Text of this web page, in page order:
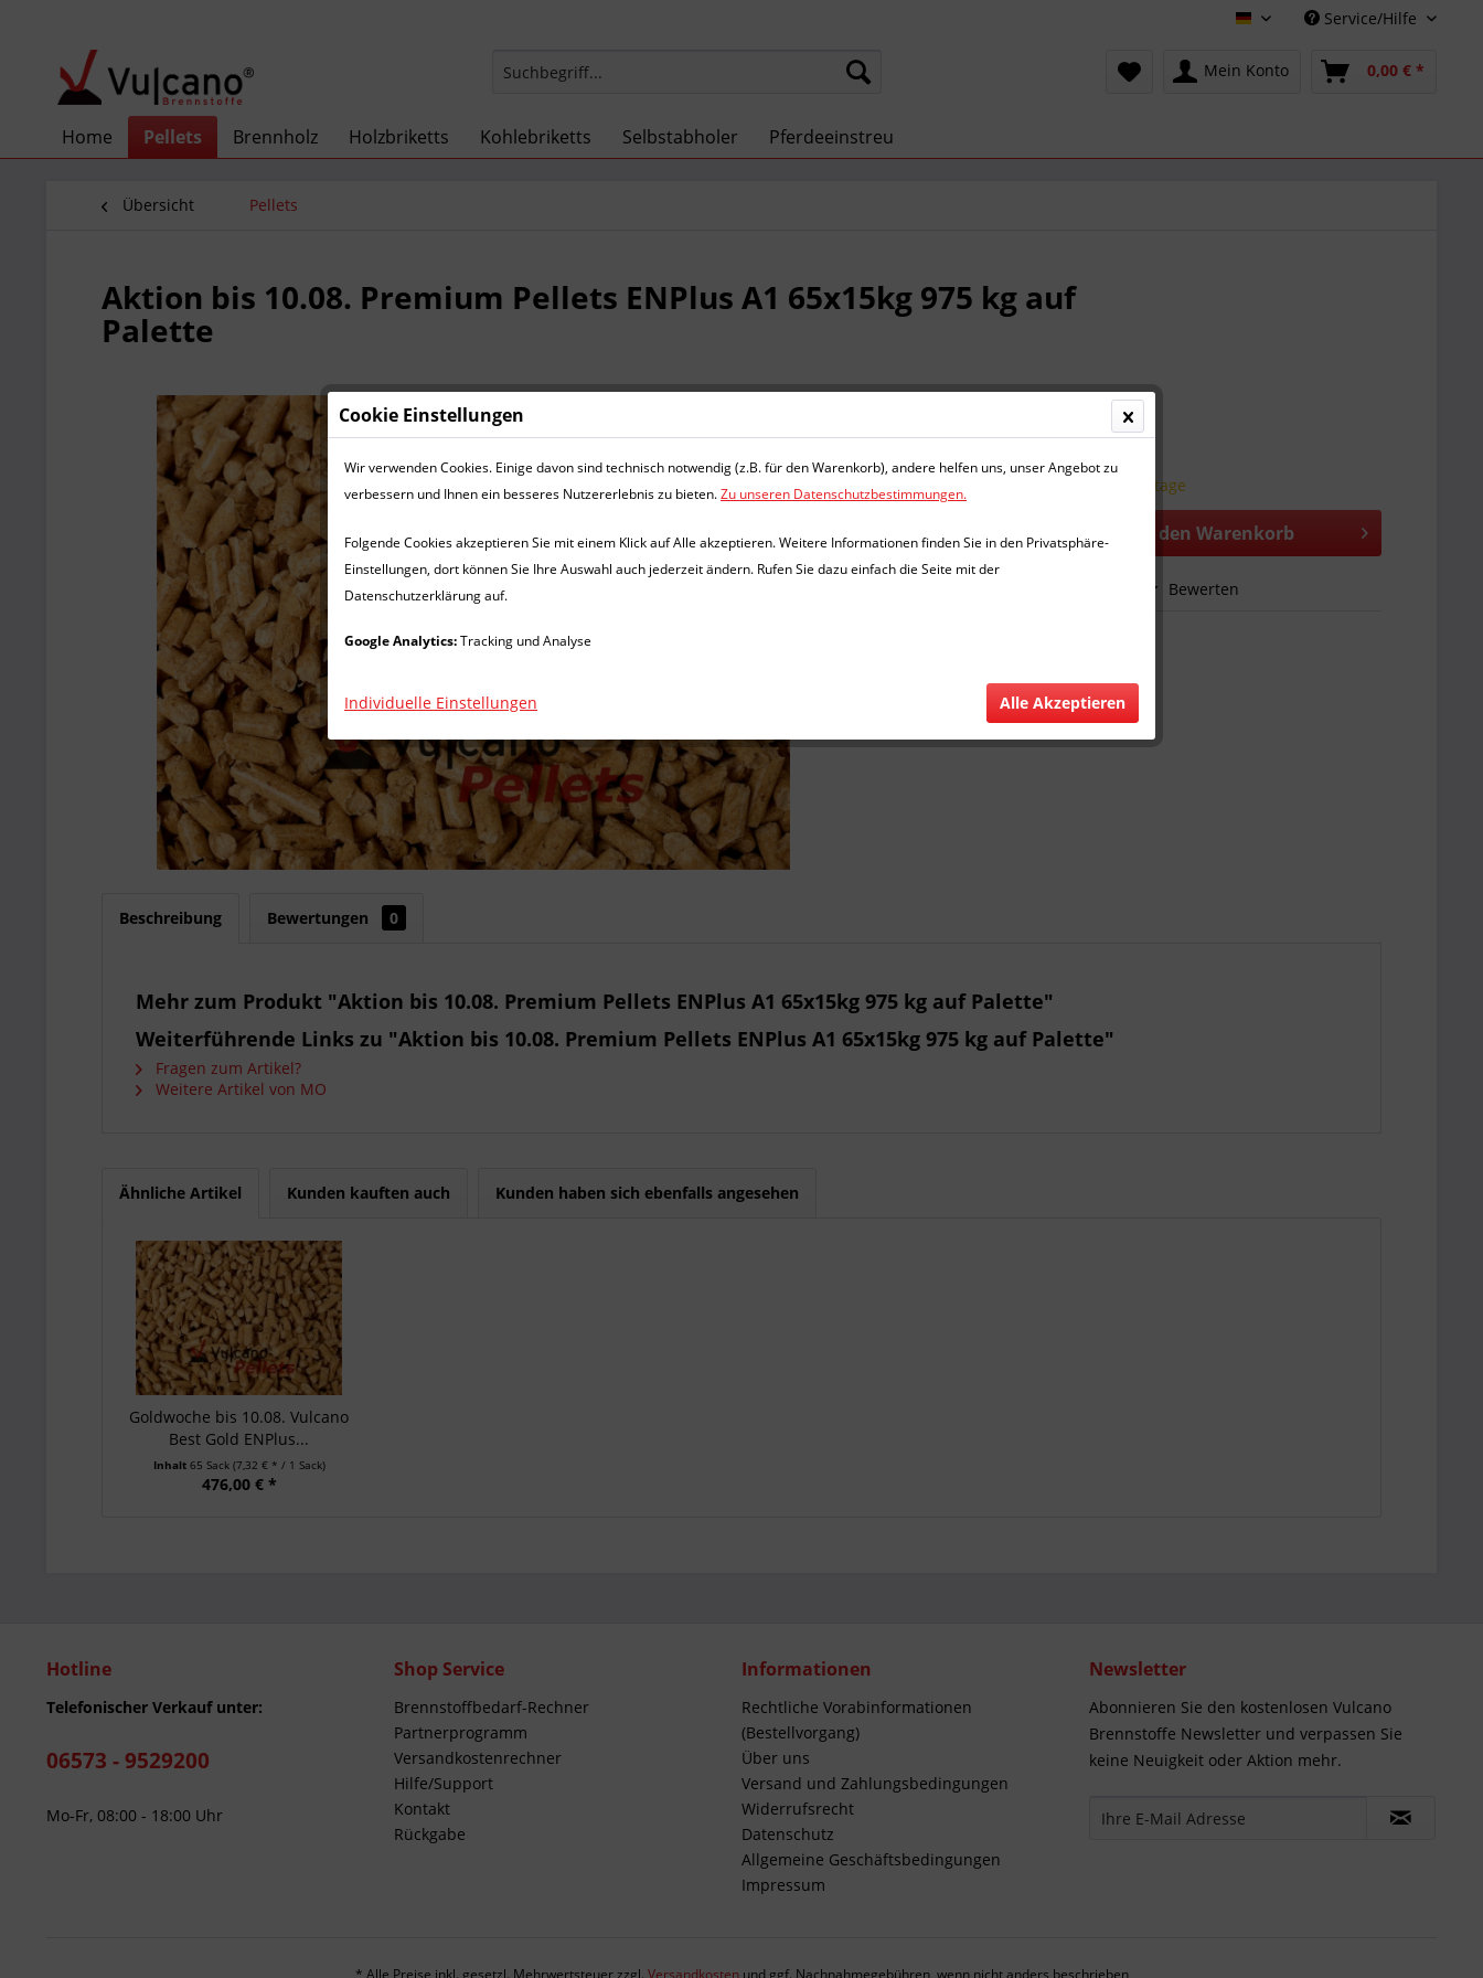
Deutsch Service/Hilfe
Mein Konto 0,00 € *
Home Pellets Brennholz Holzbriketts Kohlebriketts Selbstabholer Pferdeeinstreu
Übersicht Pellets
Aktion bis 10.08. Premium Pellets ENPlus A1 65x15kg 975 kg auf
Palette
Inhalt:65 Sack (6,72 € * / 1 Sack)
inkl. MwSt. zzgl. Versandkosten
Lieferzeit 1-7 Werktage 1-7 Werktage
In den Warenkorb
Bewerten
Beschreibung Bewertungen 0
Mehr zum Produkt "Aktion bis 10.08. Premium Pellets ENPlus A1 65x15kg 975 kg auf Palette"
Weiterführende Links zu "Aktion bis 10.08. Premium Pellets ENPlus A1 65x15kg 975 kg auf Palette"
Fragen zum Artikel?
Weitere Artikel von MO
Ähnliche Artikel Kunden kauften auch Kunden haben sich ebenfalls angesehen
Goldwoche bis 10.08. Vulcano
Best Gold ENPlus...
Inhalt 65 Sack (7,32 € * / 1 Sack)
476,00 € *
Hotline
Telefonischer Verkauf unter:
06573 - 9529200
Mo-Fr, 08:00 - 18:00 Uhr
Shop Service
Brennstoffbedarf-Rechner
Partnerprogramm
Versandkostenrechner
Hilfe/Support
Kontakt
Rückgabe
Informationen
Rechtliche Vorabinformationen
(Bestellvorgang)
Über uns
Versand und Zahlungsbedingungen
Widerrufsrecht
Datenschutz
Allgemeine Geschäftsbedingungen
Impressum
Newsletter
Abonnieren Sie den kostenlosen Vulcano
Brennstoffe Newsletter und verpassen Sie
keine Neuigkeit oder Aktion mehr.
Cookie Einstellungen
Wir verwenden Cookies. Einige davon sind technisch notwendig (z.B. für den Warenkorb), andere helfen uns, unser Angebot zu
verbessern und Ihnen ein besseres Nutzererlebnis zu bieten.Zu unseren Datenschutzbestimmungen.
Folgende Cookies akzeptieren Sie mit einem Klick auf Alle akzeptieren. Weitere Informationen finden Sie in den Privatsphäre-
Einstellungen, dort können Sie Ihre Auswahl auch jederzeit ändern. Rufen Sie dazu einfach die Seite mit der
Datenschutzerklärung auf.
Google Analytics:Tracking und Analyse
Individuelle Einstellungen Alle Akzeptieren